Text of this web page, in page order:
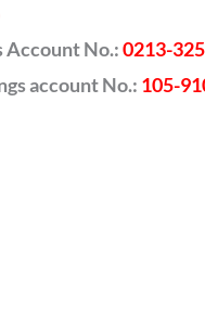
Account No.:0213-
account No.: 105-